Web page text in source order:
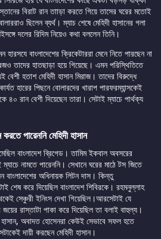
বিরাট রান তাাড়া করতে গিয়ে তাসের ঘরের মতোই
ছিলেন ব্যর্থ। ম্যাচ শেষে মেহিদী হাসানের গলা
দলের রিদিম নিয়েও কথা বললেন তিনি।
বাংলাদেশের ক্রিকেটাররা মেনে নিতে পারছেন না
তাদের হাতছাড়া হয়ে গিয়েছে। এমন পরিস্থিতিতে
বেশী হতাশ মেহিদী হাসান মিরাজ। তাদের বিরুদ্ধে
হারের পিছনে বোলারদের খারাপ পারফরম্যান্সকেই
রান বেশী দিয়েছেন তারা। সেটাই ম্যাচে পার্থক্য
পারেননি মেহিদী হাসান
বাংলাদেশ ব্রিগেড। তামিম ইকবাল অবসরের
নামতে পারেননি। সেখানে ঘরের মাঠে টস জিতে
বাংলাদেশের অধিনায়ক লিটন দাস। কিন্তু
শেষ করে দিয়েছিল বাংলাদেশ শিবিরকে। রহমনুল্লাহ
সেঞ্চুরী ইনিংস দেখা গিয়েছিল।আরসেটাই যে
রাস্তাটা পাকা করে দিয়েছিল তা বলাই বাহুল্য।
অবাদত হোসেনরা কেউই সেভাবে সফল হতে
দায়ী করছেন মেহিদী হাসান।